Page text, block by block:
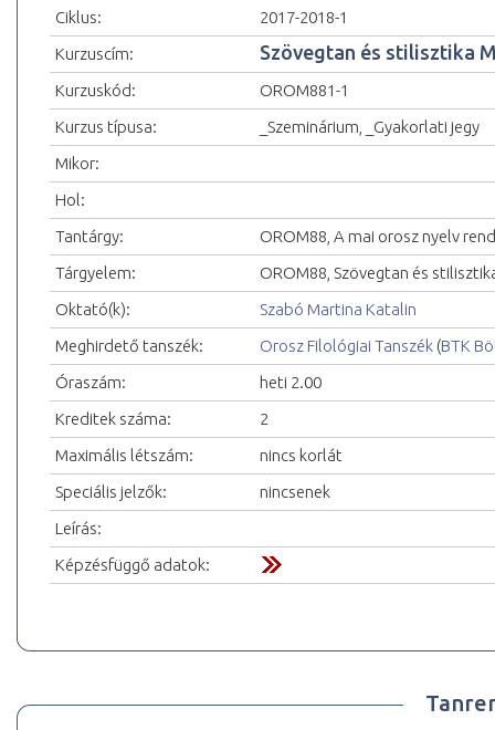
Ciklus:
2017-2018-1
Kurzuscím:
Szövegtan és stilisztika
Kurzuskód:
OROM881-1
Kurzus típusa:
_Szeminárium, _Gyakorlati jegy
Mikor:
Hol:
Tantárgy:
OROM88, A mai orosz nyelv
Tárgyelem:
OROM88, Szövegtan és
Oktató(k):
Szabó Martina Katalin
Meghirdető tanszék:
Orosz Filológiai Tanszék (BTK
Óraszám:
heti 2.00
Kreditek száma:
2
Maximális létszám:
nincs korlát
Speciális jelzők:
nincsenek
Leírás:
Képzésfüggő adatok: